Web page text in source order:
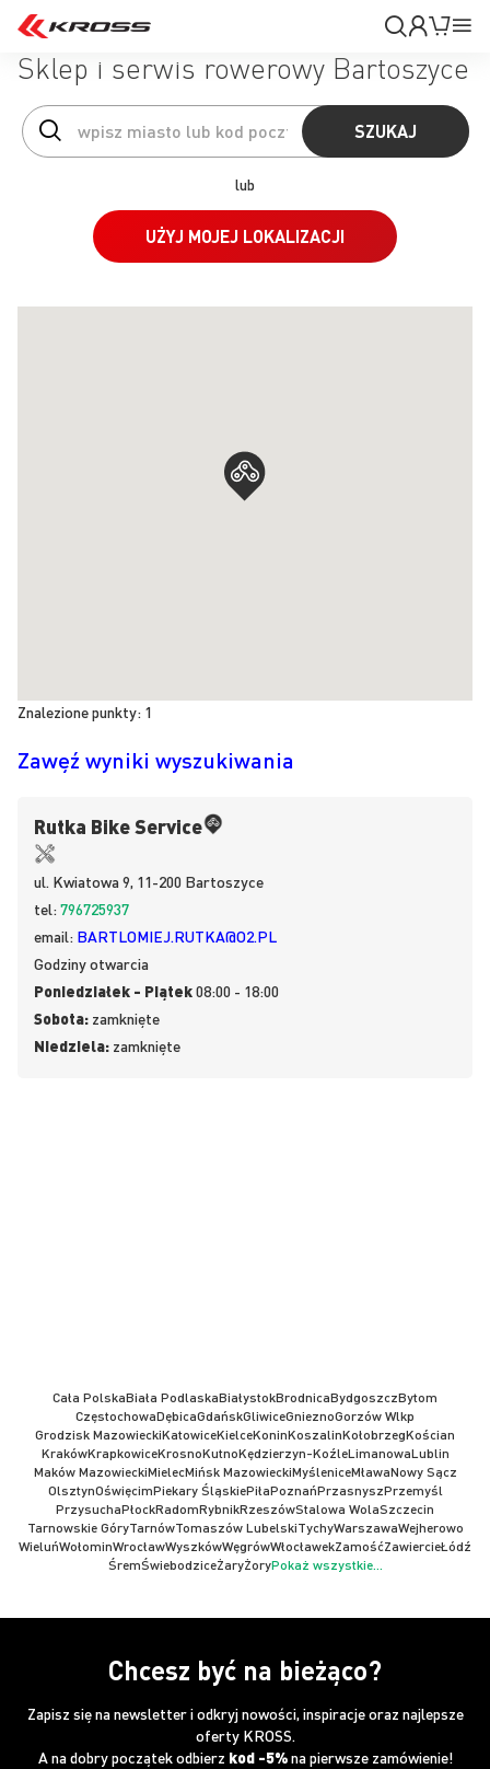
Mój
Moje
konto
Sklep i serwis rowerowy Bartoszyce
SZUKAJ
lub
UŻYJ MOJEJ LOKALIZACJI
Znalezione punkty: 1
Zawęź wyniki wyszukiwania
Rutka Bike Service
ul. Kwiatowa 9, 11-200 Bartoszyce
tel:796725937
email: BARTLOMIEJ.RUTKA@O2.PL
Godziny otwarcia
Poniedziałek - Piątek08:00 - 18:00
Sobota: zamknięte
Niedziela: zamknięte
Cała PolskaBiała PodlaskaBiałystokBrodnicaBydgoszczBytom
CzęstochowaDębicaGdańskGliwiceGnieznoGorzów Wlkp
Grodzisk MazowieckiKatowiceKielceKoninKoszalinKołobrzegKościan
KrakówKrapkowiceKrosnoKutnoKędzierzyn-KoźleLimanowaLublin
Maków MazowieckiMielecMińsk MazowieckiMyśleniceMławaNowy Sącz
OlsztynOświęcimPiekary ŚląskiePiłaPoznańPrzasnyszPrzemyśl
PrzysuchaPłockRadomRybnikRzeszówStalowa WolaSzczecin
Tarnowskie GóryTarnówTomaszów LubelskiTychyWarszawaWejherowo
WieluńWołominWrocławWyszkówWęgrówWłocławekZamośćZawiercieŁódź
ŚremŚwiebodziceŻaryŻoryPokaż wszystkie...
Chcesz być na bieżąco?
Zapisz się na newsletter i odkryj nowości, inspiracje oraz najlepsze
oferty KROSS.
A na dobry początek odbierz kod -5%na pierwsze zamówienie!